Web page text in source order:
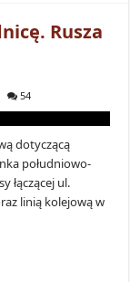
Rusza
54
dotyczącą
południowo-
łączącej ul.
linią kolejową w